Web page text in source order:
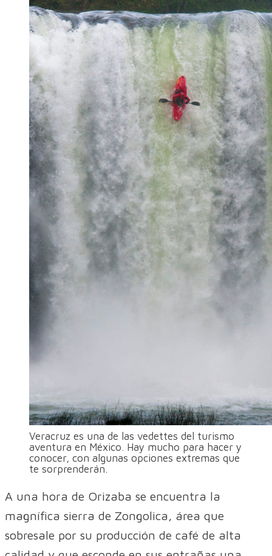
Veracruz es una de las vedettes del turismo
aventura en México. Hay mucho para hacer y
conocer, con algunas opciones extremas que
te sorprenderán.
A una hora de Orizaba se encuentra la
magnífica sierra de Zongolica, área que
sobresale por su producción de café de alta